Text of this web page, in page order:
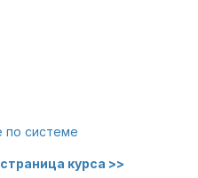
по системе
курса >>